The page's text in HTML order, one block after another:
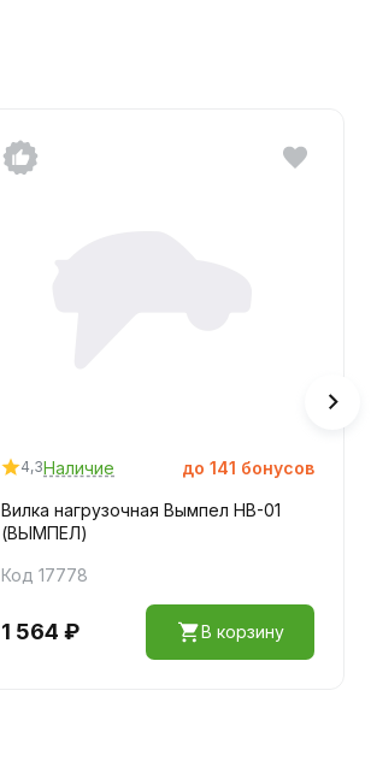
4,3Наличие до 141 бонусов
Вилка нагрузочная Вымпел НВ-01
(ВЫМПЕЛ)
Код 17778
1 564 ₽ В корзину